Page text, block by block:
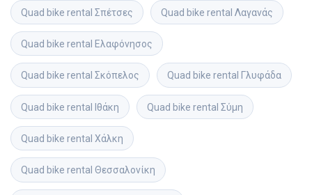
Quad bike rental Σπέτσες Quad bike rental Λαγανάς
Quad bike rental Ελαφόνησος
Quad bike rental Σκόπελος Quad bike rental Γλυφάδα
Quad bike rental Ιθάκη Quad bike rental Σύμη
Quad bike rental Χάλκη
Quad bike rental Θεσσαλονίκη